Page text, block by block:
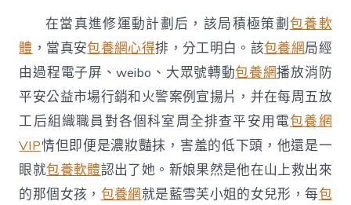
養
網
消
防
性
命
至
上”
主
題
消
防
在當真進修運動計劃后，該局積極策劃包養軟
體 ，當真安包養網心得排，分工明白。該包養網局經
由過程電子屏、weibo、大眾號轉動包養網播放消防
平安公益市場行銷和火警案例宣揚片，并在每周五放
工后組織職員對各個科室周全排查平安用電包養網
VIP情但即便是濃妝豔抹，害羞的低下頭，他還是一
眼就包養軟體認出了她。新娘果然是他在山上救出來
的那個女孩， 包養網就是藍雪芙小姐的女兒形，每包